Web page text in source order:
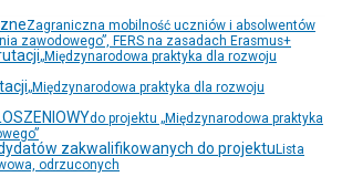
Zagraniczna mobilność uczniów i absolwentów
zawodowego”, FERS na zasadach Erasmus+
„Międzynarodowa praktyka dla rozwoju
„Międzynarodowa praktyka dla rozwoju
do projektu „Międzynarodowa praktyka
zakwalifikowanych do projektu Lista
odrzuconych